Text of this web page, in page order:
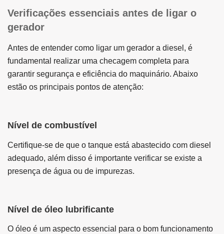
Verificações essenciais antes de ligar o
gerador
Antes de entender como ligar um gerador a diesel, é
fundamental realizar uma checagem completa para
garantir segurança e eficiência do maquinário. Abaixo
estão os principais pontos de atenção:
Nível de combustível
Certifique-se de que o tanque está abastecido com diesel
adequado, além disso é importante verificar se existe a
presença de água ou de impurezas.
Nível de óleo lubrificante
O óleo é um aspecto essencial para o bom funcionamento